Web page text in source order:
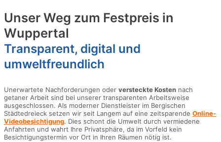
Unser Weg zum Festpreis in
Wuppertal
Transparent, digital und
umweltfreundlich
Unerwartete Nachforderungen oder versteckte Kosten nach
getaner Arbeit sind bei unserer transparenten Arbeitsweise
ausgeschlossen. Als moderner Dienstleister im Bergischen
Städtedreieck setzen wir seit Langem auf eine zeitsparende Online-
Videobesichtigung. Dies schont die Umwelt durch vermiedene
Anfahrten und wahrt Ihre Privatsphäre, da im Vorfeld kein
Besichtigungstermin vor Ort in Ihren Räumen nötig ist.